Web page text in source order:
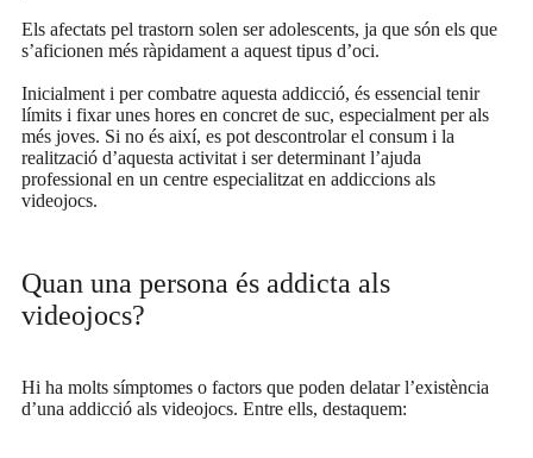
Els afectats pel trastorn solen ser adolescents, ja que són els que
s’aficionen més ràpidament a aquest tipus d’oci.
Inicialment i per combatre aquesta addicció, és essencial tenir
límits i fixar unes hores en concret de suc, especialment per als
més joves. Si no és així, es pot descontrolar el consum i la
realització d’aquesta activitat i ser determinant l’ajuda
professional en un centre especialitzat en addiccions als
videojocs.
Quan una persona és addicta als
videojocs?
Hi ha molts símptomes o factors que poden delatar l’existència
d’una addicció als videojocs. Entre ells, destaquem: